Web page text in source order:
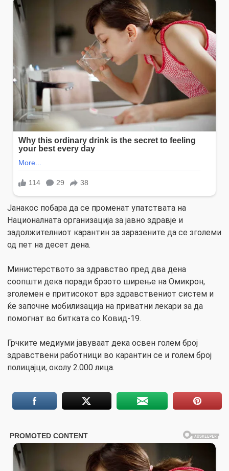
Јанакос побара да се променат упатствата на
Националната организација за јавно здравје и
задолжителниот карантин за заразените да се зголеми
од пет на десет дена.
Министерството за здравство пред два дена
соопшти дека поради брзото ширење на Омикрон,
зголемен е притисокот врз здравствениот систем и
ќе започне мобилизација на приватни лекари за да
помогнат во битката со Ковид-19.
Грчките медиуми јавуваат дека освен голем број
здравствени работници во карантин се и голем број
полицајци, околу 2.000 лица.